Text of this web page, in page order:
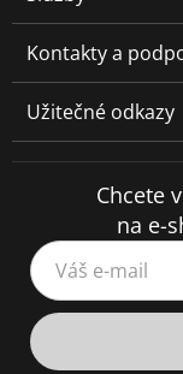
Kontakty a
Užitečné odkazy
Chcete
na e-
Váš e-mail